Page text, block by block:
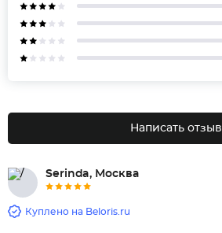
Написать отзыв
Serinda, Москва
Куплено на Beloris.ru